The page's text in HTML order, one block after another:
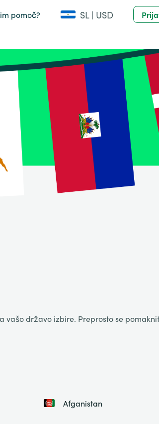
pomoč? SL | USD
vašo državo izbire. Preprosto se
Afganistan